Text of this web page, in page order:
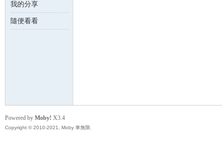
我的分享
隨便看看
Powered by Moby! X3.4
Copyright © 2010-2021, Moby 車無限.